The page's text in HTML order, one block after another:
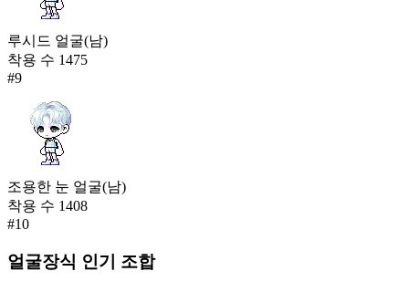
루시드 얼굴(남)
착용 수 1475
#9
조용한 눈 얼굴(남)
착용 수 1408
#10
얼굴장식 인기 조합